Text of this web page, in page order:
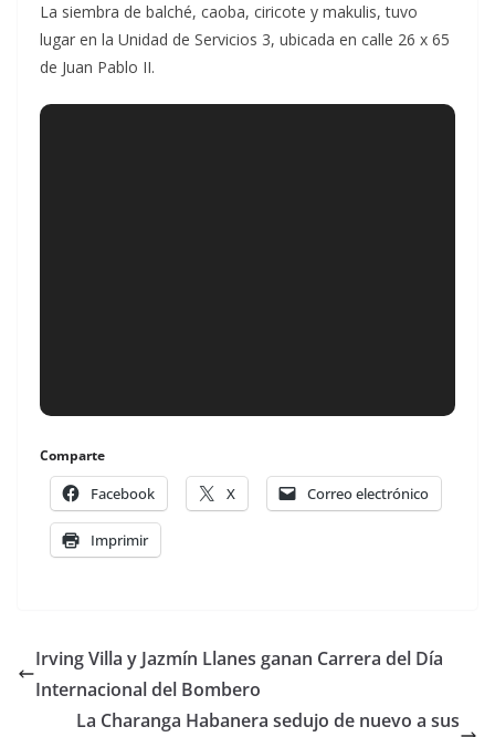
La siembra de balché, caoba, ciricote y makulis, tuvo
lugar en la Unidad de Servicios 3, ubicada en calle 26 x 65
de Juan Pablo II.
Comparte
Facebook X Correo electrónico
Imprimir
Irving Villa y Jazmín Llanes ganan Carrera del Día
Internacional del Bombero
La Charanga Habanera sedujo de nuevo a sus